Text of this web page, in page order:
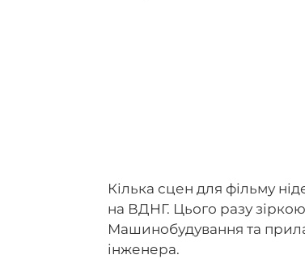
Кілька сцен для фільму
на ВДНГ. Цього разу
Машинобудування та
інженера.